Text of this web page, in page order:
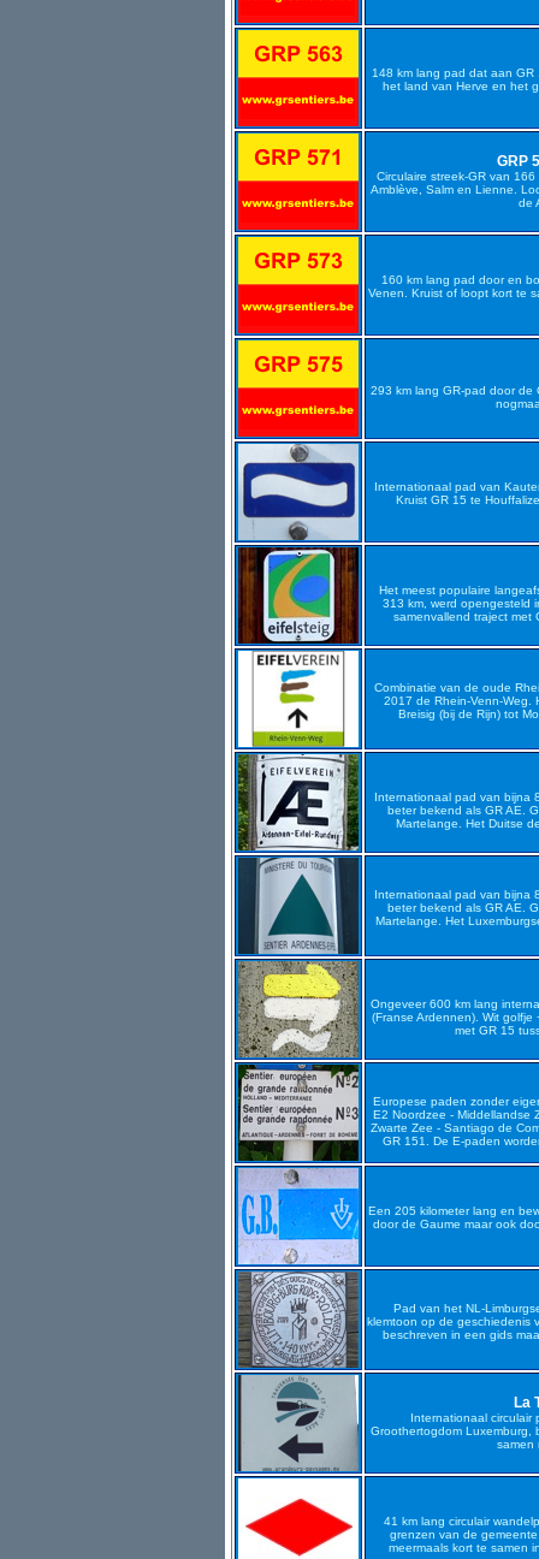
148 km lang pad dat aan
het land van Herve en het
GRP
Circulaire streek-GR van
Amblève, Salm en Lienne.
de
160 km lang pad door en
Venen. Kruist of loopt kort te
293 km lang GR-pad door de
Internationaal pad van
Kruist GR 15 te
Het meest populaire
313 km, werd opengesteld
samenvallend traject met
Combinatie van de oude
2017 de Rhein-Venn-Weg.
Breisig (bij de Rijn) tot
Internationaal pad van bijna
beter bekend als GR AE.
Martelange. Het Duitse
Internationaal pad van bijna
beter bekend als GR AE.
Martelange. Het
Ongeveer 600 km lang
(Franse Ardennen). Wit
met GR 15
Europese paden zonder
E2 Noordzee - Middellandse
Zwarte Zee - Santiago de
GR 151. De E-paden
Een 205 kilometer lang en
door de Gaume maar ook
Pad van het NL-
klemtoon op de geschiedenis
beschreven in een gids
La
Internationaal circulair
Groothertogdom Luxemburg,
samen
41 km lang circulair
grenzen van de
meermaals kort te samen